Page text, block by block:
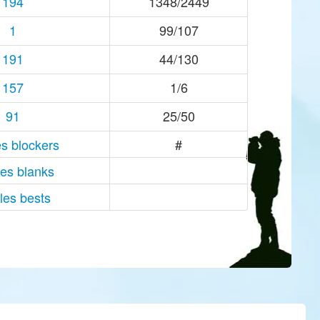
1
99/107
191
44/130
157
1/6
91
25/50
blockers
#
blanks
bests